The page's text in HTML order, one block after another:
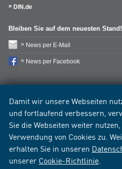
Damit wir unsere Webseiten
und fortlaufend verbessern,
Sie die Webseiten weiter
Verwendung von Cookies zu.
erhalten Sie in unseren
unserer Cookie-Richtlinie
DIN.de
Bleiben Sie auf dem neuesten Stand!
News per E-Mail
News per Facebook